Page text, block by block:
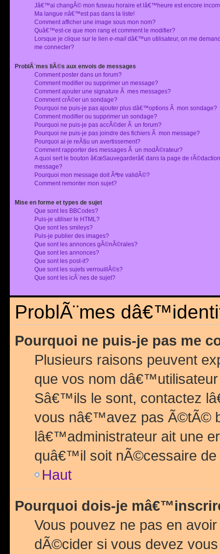
Jâ€™ai changÃ© mon fuseau horaire et lâ€™heure est encore
Ma langue nâ€™est pas dans la liste!
Comment afficher une image sous mon nom?
Quâ€™est-ce que mon rang et comment le modifier?
Lorsque je clique sur le lien e-mail dâ€™un utilisateur, on me
me connecter?
ProblÃ¨mes liÃ©s aux envois de messages
Comment poster dans un forum?
Comment modifier ou supprimer un message?
Comment ajouter une signature Ã mes messages?
Comment crÃ©er un sondage?
Pourquoi ne puis-je pas ajouter plus dâ€™options Ã mon sondage?
Comment modifier ou supprimer un sondage?
Pourquoi ne puis-je pas accÃ©der Ã un forum?
Pourquoi ne puis-je pas joindre des fichiers Ã mon message?
Pourquoi ai-je reÃ§u un avertissement?
Comment rapporter des messages Ã un modÃ©rateur?
A quoi sert le bouton â€œSauvegarderâ€ dans la page de
message?
Pourquoi mon message doit Ãªtre validÃ©?
Comment remonter mon sujet?
Mise en forme et types de sujet
Que sont les BBCodes?
Puis-je utiliser le HTML?
Que sont les smileys?
Puis-je publier des images?
Que sont les annonces gÃ©nÃ©rales?
Que sont les annonces?
Que sont les post-it?
Que sont les sujets verrouillÃ©s?
Que sont les icÃ´nes de sujet?
ProblÃ¨mes
Pourquoi ne puis-je pas me
Plusieurs raisons peuvent
que vos nom
Sâ€™ils le sont, contactez
vous nâ€™avez pas Ã©tÃ©
lâ€™administrateur ait une
quâ€™il soit nÃ©cessaire de
Haut
Pourquoi dois-je
Vous pouvez ne pas en
dÃ©cider si vous devez